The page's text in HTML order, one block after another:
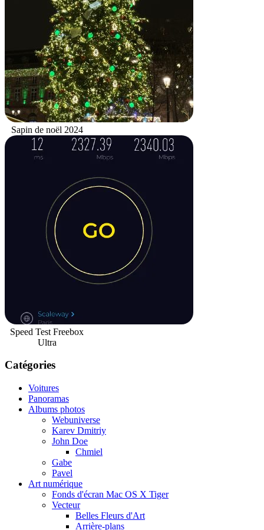
Sapin de noël 2024
Speed Test Freebox
Ultra
Catégories
Voitures
Panoramas
Albums photos
Webuniverse
Karev Dmitriy
John Doe
Chmiel
Gabe
Pavel
Art numérique
Fonds d'écran Mac OS X Tiger
Vecteur
Belles Fleurs d'Art
Arrière-plans